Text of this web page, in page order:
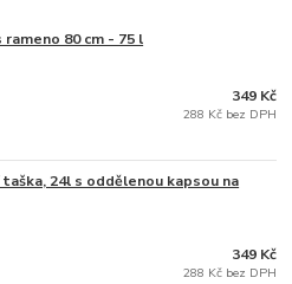
80 cm - 75 l
349 Kč
288 Kč bez DPH
24l s oddělenou kapsou na
349 Kč
288 Kč bez DPH